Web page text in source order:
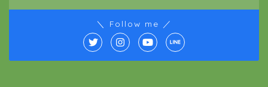
＼ Follow me ／